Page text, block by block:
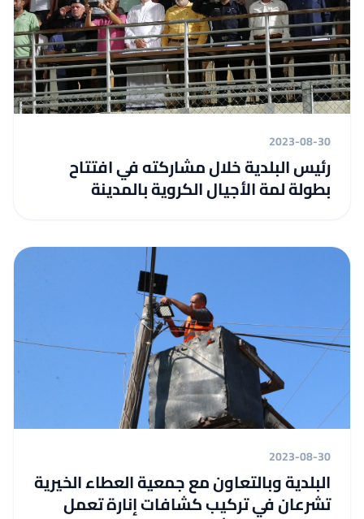
2023-08-30
رئيس البلدية خلال مشاركته في افتتاح
بطولة لمة الأجيال الكروية بالمدينة
2023-08-30
البلدية وبالتعاون مع جمعية العطاء الخيرية
تشرعان في تركيب كشافات إنارة تعمل